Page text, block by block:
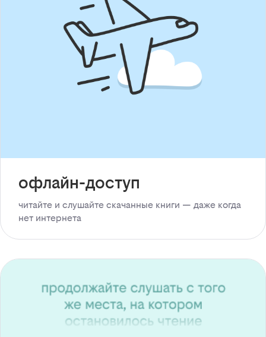
офлайн-доступ
читайте и слушайте скачанные книги — даже когда
нет интернета